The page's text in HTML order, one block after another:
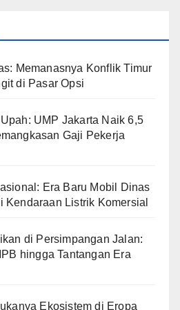
Memanasnya Konflik Timur
di Pasar Opsi
UMP Jakarta Naik 6,5
Gaji Pekerja
Era Baru Mobil Dinas
Kendaraan Listrik Komersial
di Persimpangan Jalan:
hingga Tantangan Era
Ekosistem di Eropa